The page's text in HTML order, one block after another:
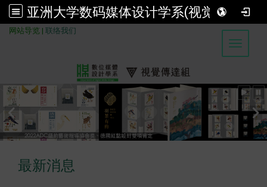
亚洲大学数码媒体设计学系(视觉传达组)
网站导览 | 联络我们
Toggle
最新消息